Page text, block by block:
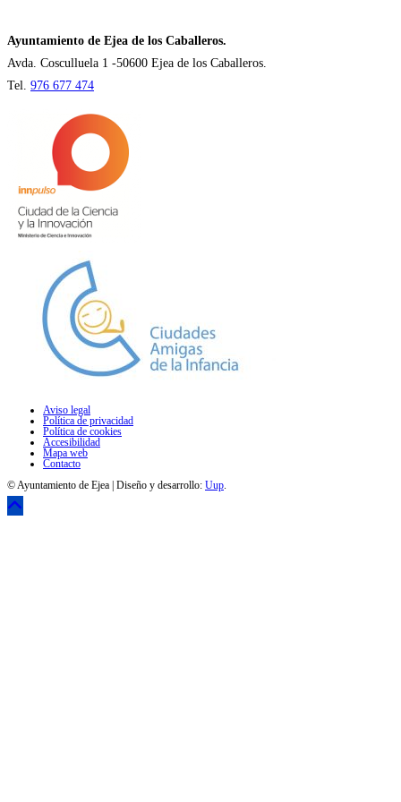
nueva
pestaña
Ayuntamiento de Ejea de los Caballeros.
Avda. Cosculluela 1 -50600 Ejea de los Caballeros.
Tel. 976 677 474
Aviso legal
Política de privacidad
Política de cookies
Accesibilidad
Mapa web
Contacto
© Ayuntamiento de Ejea | Diseño y desarrollo: Uup.